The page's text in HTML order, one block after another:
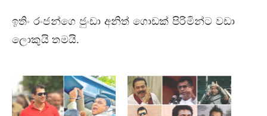
ඉතිං රංජන්ගෙ ජුංඩා අනිත් ගොඩක් පිරිමින්ට වඩා
ලොකුයි තමයි.